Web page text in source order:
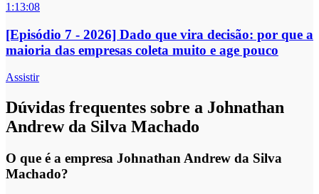
1:13:08
[Episódio 7 - 2026] Dado que vira decisão: por que a
maioria das empresas coleta muito e age pouco
Assistir
Dúvidas frequentes sobre a Johnathan
Andrew da Silva Machado
O que é a empresa Johnathan Andrew da Silva
Machado?